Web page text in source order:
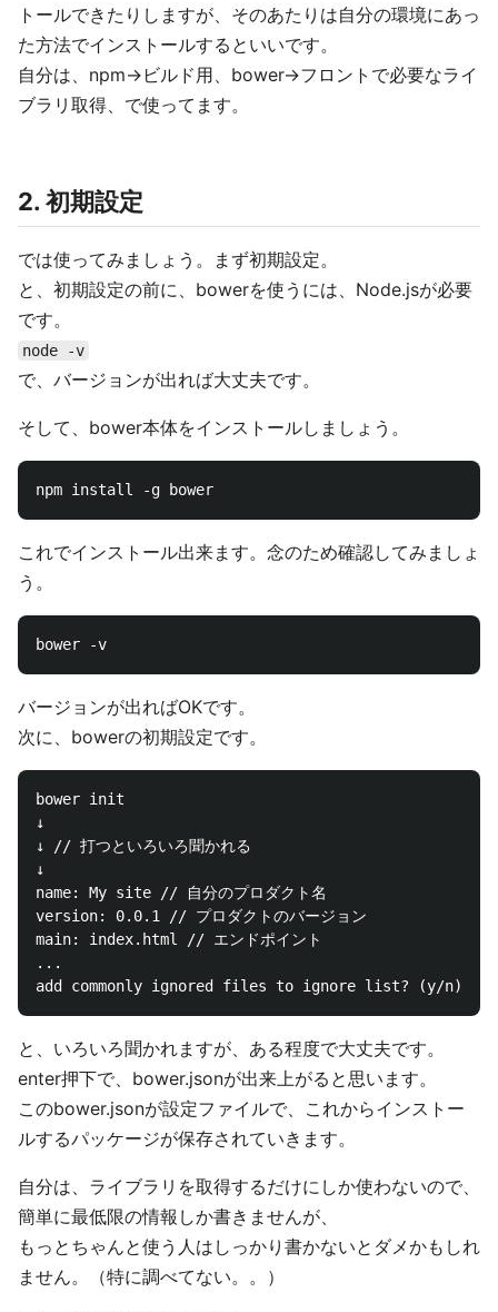
トールできたりしますが、そのあたりは自分の環境にあっ
た方法でインストールするといいです。
自分は、npm→ビルド用、bower→フロントで必要なライ
ブラリ取得、で使ってます。
2. 初期設定
では使ってみましょう。まず初期設定。
と、初期設定の前に、bowerを使うには、Node.jsが必要
です。
node -v
で、バージョンが出れば大丈夫です。
そして、bower本体をインストールしましょう。
これでインストール出来ます。念のため確認してみましょ
う。
バージョンが出ればOKです。
次に、bowerの初期設定です。
bower init
↓
↓ // 打つといろいろ聞かれる
↓
name: My site // 自分のプロダクト名
version: 0.0.1 // プロダクトのバージョン
main: index.html // エンドポイント
...
と、いろいろ聞かれますが、ある程度で大丈夫です。
enter押下で、bower.jsonが出来上がると思います。
このbower.jsonが設定ファイルで、これからインストー
ルするパッケージが保存されていきます。
自分は、ライブラリを取得するだけにしか使わないので、
簡単に最低限の情報しか書きませんが、
もっとちゃんと使う人はしっかり書かないとダメかもしれ
ません。（特に調べてない。。）